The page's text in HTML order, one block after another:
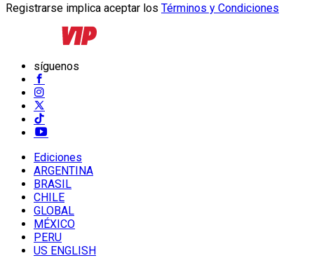
Registrarse implica aceptar los Términos y Condiciones
síguenos
Ediciones
ARGENTINA
BRASIL
CHILE
GLOBAL
MÉXICO
PERU
US ENGLISH